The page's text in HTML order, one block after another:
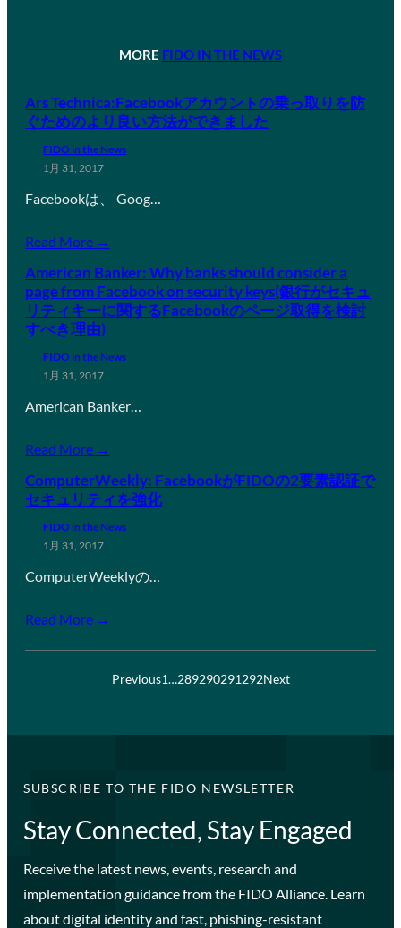
MORE FIDO IN THE NEWS
Ars Technica:Facebookアカウントの乗っ取りを防
ぐためのより良い方法ができました
FIDO in the News
1月 31, 2017
Facebookは、 Goog…
Read More →
American Banker: Why banks should consider a
page from Facebook on security keys(銀行がセキュ
リティキーに関するFacebookのページ取得を検討
すべき理由)
FIDO in the News
1月 31, 2017
American Banker…
Read More →
ComputerWeekly: FacebookがFIDOの2要素認証で
セキュリティを強化
FIDO in the News
1月 31, 2017
ComputerWeeklyの…
Read More →
Previous1…289290291292Next
SUBSCRIBE TO THE FIDO NEWSLETTER
Stay Connected, Stay Engaged
Receive the latest news, events, research and
implementation guidance from the FIDO Alliance. Learn
about digital identity and fast, phishing-resistant